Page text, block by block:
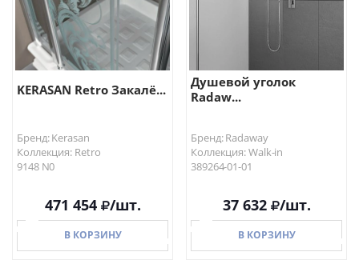
KERASAN Retro Закалё...
Бренд: Kerasan
Коллекция: Retro
9148 N0
471 454 /шт.
В КОРЗИНУ
Душевой уголок
Radaw...
Бренд: Radaway
Коллекция: Walk-in
389264-01-01
37 632 /шт.
В КОРЗИНУ